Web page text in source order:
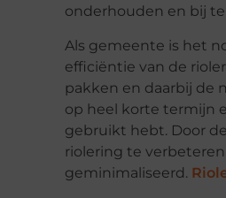
onderhouden en bij
Als gemeente is het
efficiëntie van de
pakken en daarbij de
op heel korte termijn
gebruikt hebt. Door
riolering te
geminimaliseerd.